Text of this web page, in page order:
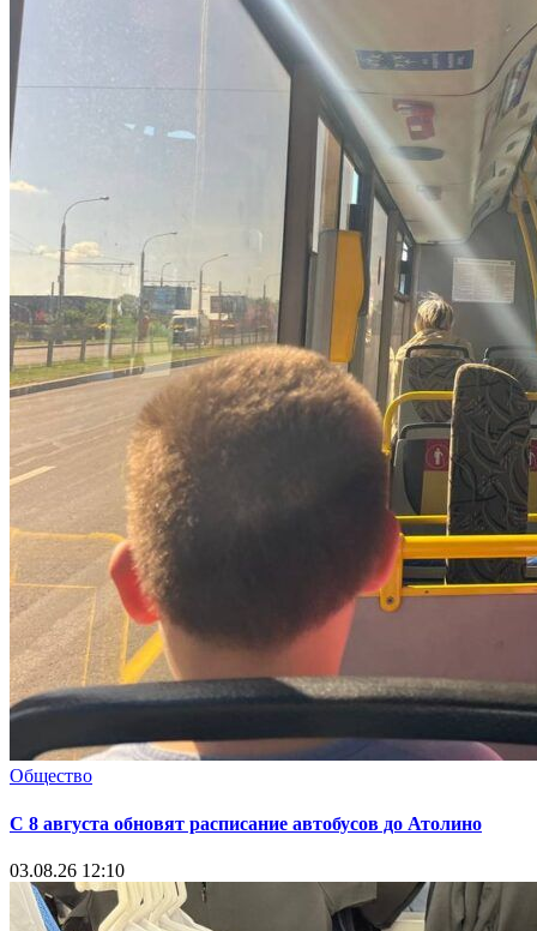
Общество
С 8 августа обновят расписание автобусов до Атолино
03.08.26 12:10